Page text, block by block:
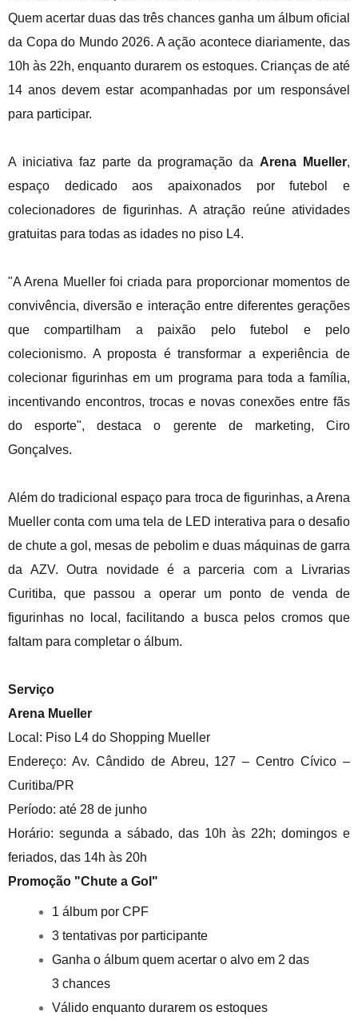
Quem acertar duas das três chances ganha um álbum oficial
da Copa do Mundo 2026. A ação acontece diariamente, das
10h às 22h, enquanto durarem os estoques. Crianças de até
14 anos devem estar acompanhadas por um responsável
para participar.
A iniciativa faz parte da programação da Arena Mueller,
espaço dedicado aos apaixonados por futebol e
colecionadores de figurinhas. A atração reúne atividades
gratuitas para todas as idades no piso L4.
"A Arena Mueller foi criada para proporcionar momentos de
convivência, diversão e interação entre diferentes gerações
que compartilham a paixão pelo futebol e pelo
colecionismo. A proposta é transformar a experiência de
colecionar figurinhas em um programa para toda a família,
incentivando encontros, trocas e novas conexões entre fãs
do esporte", destaca o gerente de marketing, Ciro
Gonçalves.
Além do tradicional espaço para troca de figurinhas, a Arena
Mueller conta com uma tela de LED interativa para o desafio
de chute a gol, mesas de pebolim e duas máquinas de garra
da AZV. Outra novidade é a parceria com a Livrarias
Curitiba, que passou a operar um ponto de venda de
figurinhas no local, facilitando a busca pelos cromos que
faltam para completar o álbum.
Serviço
Arena Mueller
Local: Piso L4 do Shopping Mueller
Endereço: Av. Cândido de Abreu, 127 – Centro Cívico –
Curitiba/PR
Período: até 28 de junho
Horário: segunda a sábado, das 10h às 22h; domingos e
feriados, das 14h às 20h
Promoção "Chute a Gol"
1 álbum por CPF
3 tentativas por participante
Ganha o álbum quem acertar o alvo em 2 das
3 chances
Válido enquanto durarem os estoques